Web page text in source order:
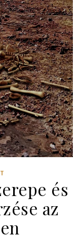
és
az